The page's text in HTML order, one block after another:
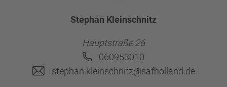
Stephan Kleinschnitz
Hauptstraße 26
060953010
stephan.kleinschnitz@safholland.de